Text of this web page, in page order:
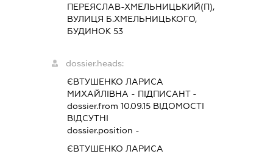
ПЕРЕЯСЛАВ-ХМЕЛЬНИЦЬКИЙ(П),
ВУЛИЦЯ Б.ХМЕЛЬНИЦЬКОГО,
БУДИНОК 53
dossier.heads:
ЄВТУШЕНКО ЛАРИСА
МИХАЙЛІВНА - ПІДПИСАНТ-
dossier.from 10.09.15 ВІДОМОСТІ
ВІДСУТНІ
dossier.position -
ЄВТУШЕНКО ЛАРИСА